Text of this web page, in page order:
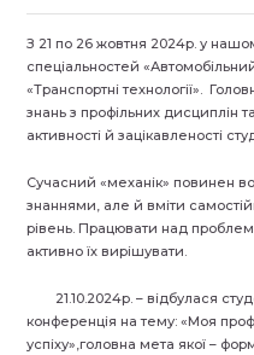
З 21 по 26 жовтня 2024р. у
спеціальностей
«Транспортні технології».
знань з профільних дисциплін
активності й зацікавленості
Сучасний «механік» повинен
знаннями, але й вміти
рівень. Працювати над
активно їх вирішувати.
21.10.2024р. – відбулася
конференція на тему: «Моя
успіху»,головна мета якої –